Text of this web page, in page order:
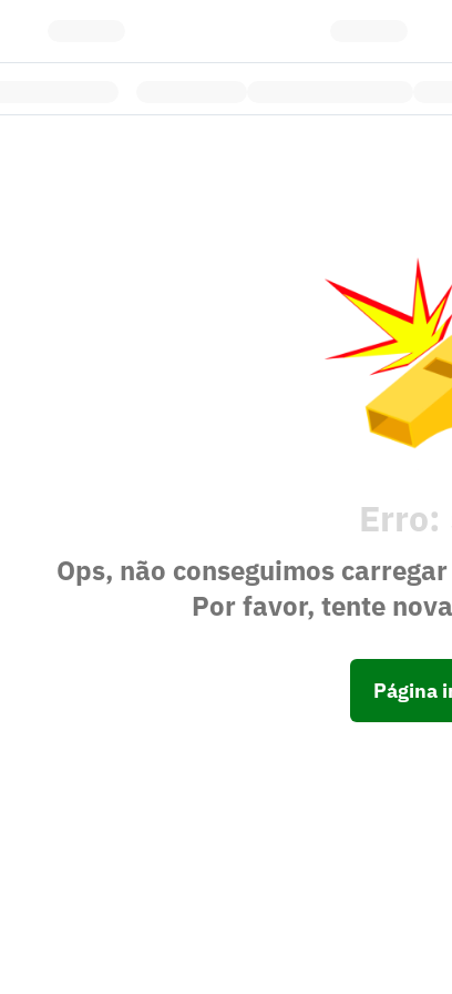
Erro:
Ops, não conseguimos
Por favor, tente
Página